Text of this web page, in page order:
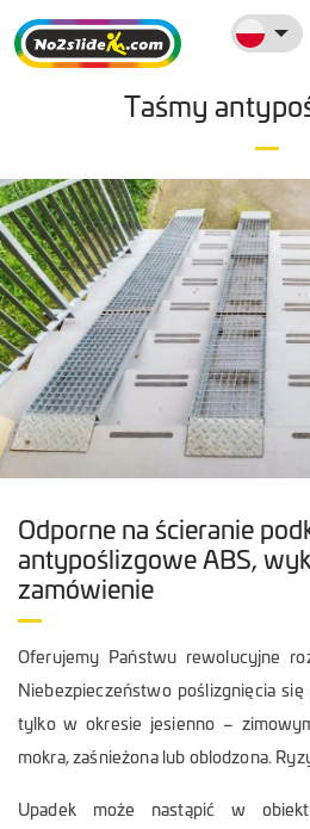
Taśmy
Odporne na ścieranie
antypoślizgowe ABS,
zamówienie
Oferujemy Państwu rewolucyjne
Niebezpieczeństwo poślizgnięcia
tylko w okresie jesienno –
mokra, zaśnieżona lub oblodzona.
Upadek może nastąpić w